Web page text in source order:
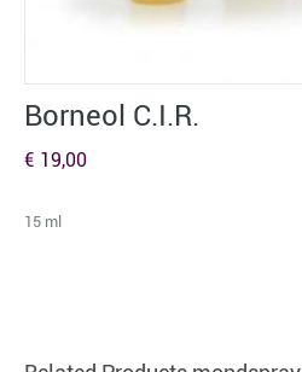
Borneol C.I.R.
€ 19,00
15 ml